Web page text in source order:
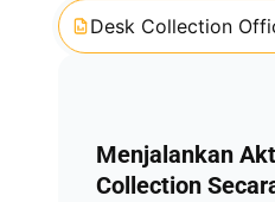
Desk Collection
Menjalankan
Collection